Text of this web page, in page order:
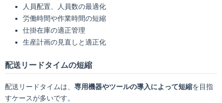
人員配置、人員数の最適化
労働時間や作業時間の短縮
仕掛在庫の適正管理
生産計画の見直しと適正化
配送リードタイムの短縮
配送リードタイムは、 専用機器やツールの導入によって短縮を目指
すケースが多いです。